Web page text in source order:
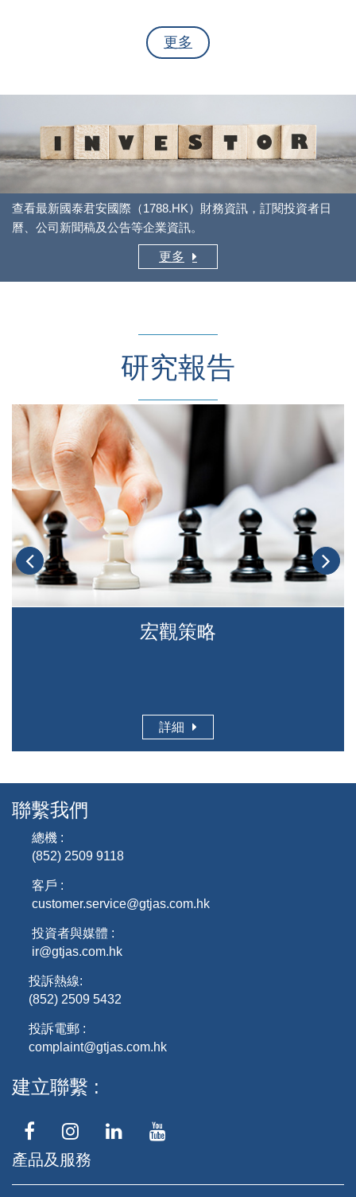
更多
查看最新國泰君安國際（1788.HK）財務資訊，訂閱投資者日
曆、公司新聞稿及公告等企業資訊。
更多
研究報告
宏觀策略
詳細
聯繫我們
總機 :
(852) 2509 9118
客戶 :
customer.service@gtjas.com.hk
投資者與媒體 :
ir@gtjas.com.hk
投訴熱線:
(852) 2509 5432
投訴電郵 :
complaint@gtjas.com.hk
建立聯繫
產品及服務